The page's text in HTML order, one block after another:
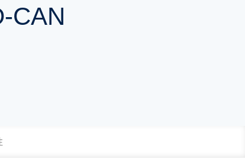
CAN